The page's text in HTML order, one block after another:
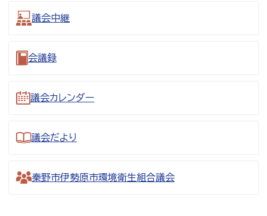
議会中継
会議録
議会カレンダー
議会だより
秦野市伊勢原市環境衛生組合議会